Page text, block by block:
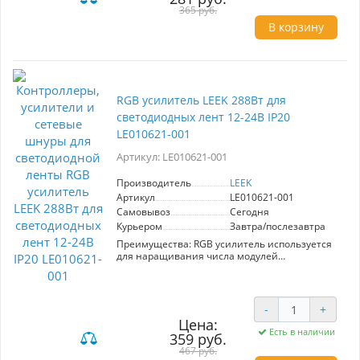
напряжением 12-24В
легкое подключение благодаря маркировке на
пульта ду
365 руб.
В корзину
RGB усилитель LEEK 288Вт для
светодиодных лент 12-24В IP20
LE010621-001
Артикул: LE010621-001
Производитель
LEEK
Артикул
LE010621-001
Самовывоз
Сегодня
Курьером
Завтра/послезавтра
Преимущества: RGB усилитель используется
для наращивания числа модулей
лентой. Преимущества: - позволяет
увеличить длину подсветки из светодиодной
ленты - подходит для всех типов лент
Цена:
359 руб.
467 руб.
- +
Есть в наличии